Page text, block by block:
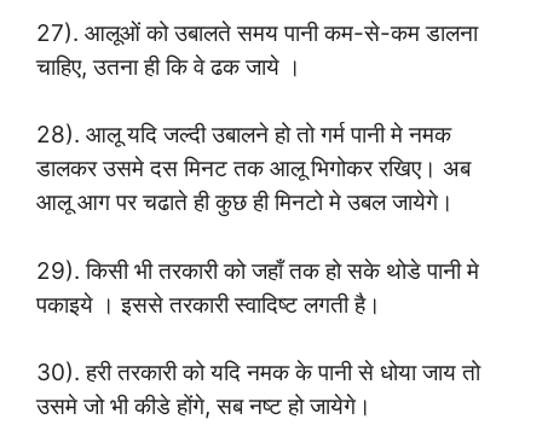
27). आलूओं को उबालते समय पानी कम-से-कम डालना
चाहिए, उतना ही कि वे ढक जाये ।
28). आलू यदि जल्दी उबालने हो तो गर्म पानी मे नमक
डालकर उसमे दस मिनट तक आलू भिगोकर रखिए। अब
आलू आग पर चढाते ही कुछ ही मिनटो मे उबल जायेगे।
29). किसी भी तरकारी को जहाँ तक हो सके थोडे पानी मे
पकाइये । इससे तरकारी स्वादिष्ट लगती है।
30). हरी तरकारी को यदि नमक के पानी से धोया जाय तो
उसमे जो भी कीडे होंगे, सब नष्ट हो जायेगे।